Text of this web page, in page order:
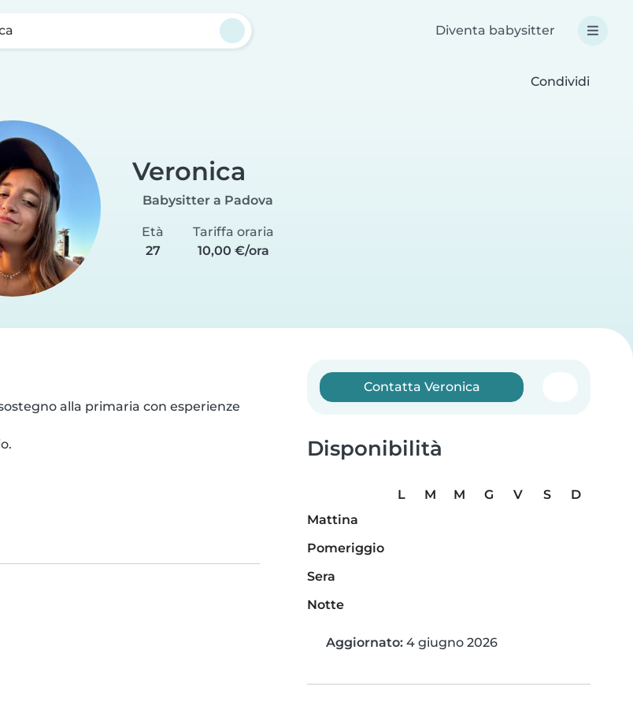
Diventa babysitter
Condividi
Veronica
Babysitter a Padova
Età
27
Tariffa oraria
10,00 €/ora
alla primaria con esperienze
Contatta Veronica
Disponibilità
L M M G V S
D
Mattina
Pomeriggio
Sera
Notte
Aggiornato: 4 giugno 2026